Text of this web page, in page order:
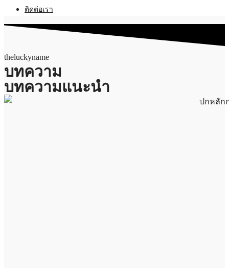
ติดต่อเรา
theluckyname
บทความ
บทความแนะนำ